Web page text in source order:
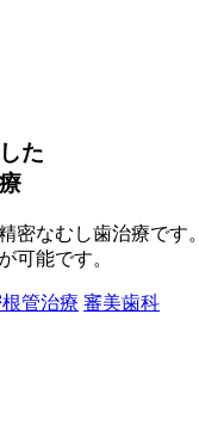
た
密なむし歯治療です。
可能です。
管治療 審美歯科